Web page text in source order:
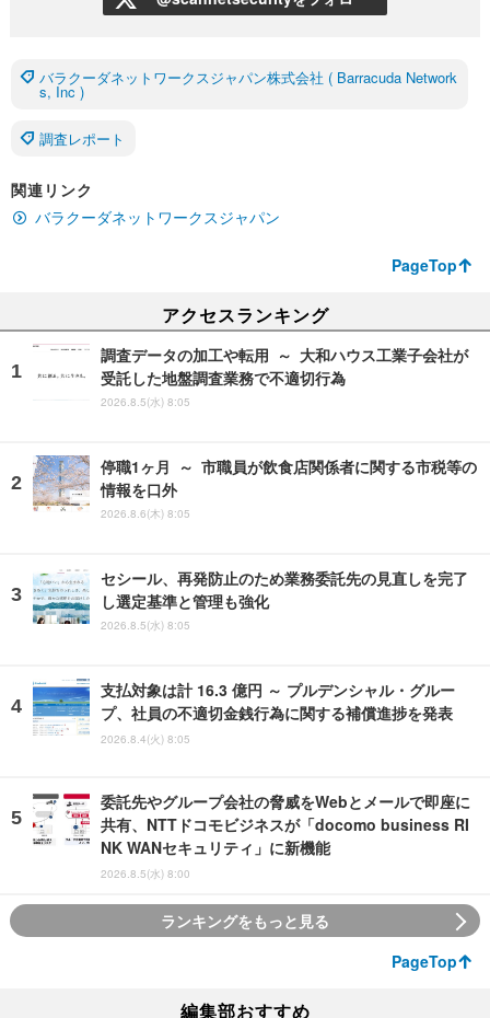
バラクーダネットワークスジャパン株式会社 ( Barracuda Network
s, Inc )
調査レポート
関連リンク
バラクーダネットワークスジャパン
PageTop
アクセスランキング
調査データの加工や転用 ～ 大和ハウス工業子会社が
受託した地盤調査業務で不適切行為
2026.8.5(水) 8:05
停職1ヶ月 ～ 市職員が飲食店関係者に関する市税等の
情報を口外
2026.8.6(木) 8:05
セシール、再発防止のため業務委託先の見直しを完了
し選定基準と管理も強化
2026.8.5(水) 8:05
支払対象は計 16.3 億円 ～ プルデンシャル・グルー
プ、社員の不適切金銭行為に関する補償進捗を発表
2026.8.4(火) 8:05
委託先やグループ会社の脅威をWebとメールで即座に
共有、NTTドコモビジネスが「docomo business RI
NK WANセキュリティ」に新機能
2026.8.5(水) 8:00
ランキングをもっと見る
PageTop
編集部おすすめ